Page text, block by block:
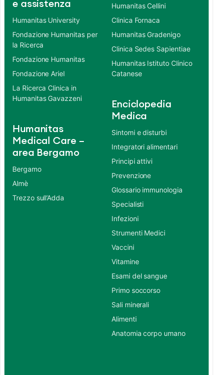
e assistenza
Humanitas University
Fondazione Humanitas per
la Ricerca
Fondazione Humanitas
Fondazione Ariel
La Ricerca Clinica in
Humanitas Gavazzeni
Humanitas
Medical Care –
area Bergamo
Bergamo
Almè
Trezzo sull’Adda
Humanitas Cellini
Clinica Fornaca
Humanitas Gradenigo
Clinica Sedes Sapientiae
Humanitas Istituto Clinico
Catanese
Enciclopedia
Medica
Sintomi e disturbi
Integratori alimentari
Principi attivi
Prevenzione
Glossario immunologia
Specialisti
Infezioni
Strumenti Medici
Vaccini
Vitamine
Esami del sangue
Primo soccorso
Sali minerali
Alimenti
Anatomia corpo umano